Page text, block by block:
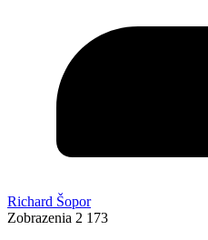
Richard Šopor
Zobrazenia 2 173